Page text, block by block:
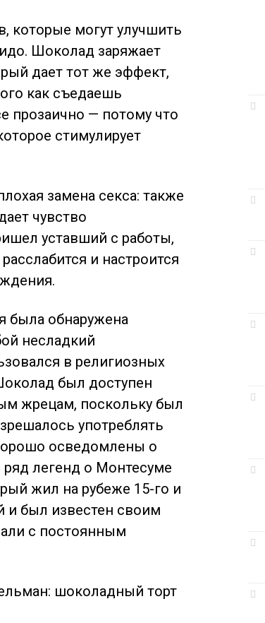
которые могут улучшить
Шоколад заряжает
дает тот же эффект,
как съедаешь
прозаично — потому что
стимулирует
замена секса: также
чувство
уставший с работы,
и настроится
была обнаружена
несладкий
в религиозных
был доступен
жрецам, поскольку был
употреблять
осведомлены о
легенд о Монтесуме
жил на рубеже 15-го и
и был известен своим
с постоянным